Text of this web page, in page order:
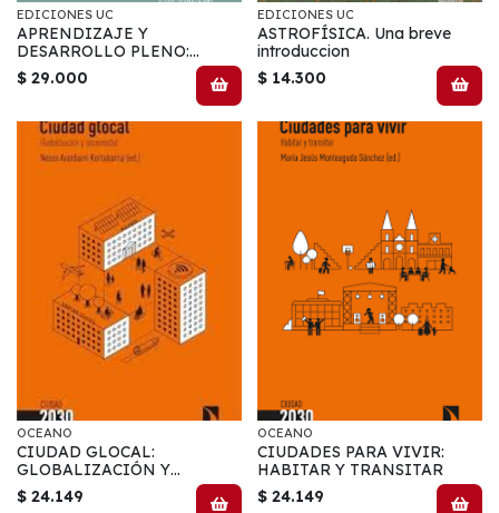
EDICIONES UC
APRENDIZAJE Y
DESARROLLO PLENO:
APORTES PARA LA
FORMACIÓN Y EJERCICIO
EDUCADORES
$ 29.000
EDICIONES UC
ASTROFÍSICA. Una breve
introduccion
$ 14.300
OCEANO
CIUDAD GLOCAL:
GLOBALIZACIÓN Y
PROXIMIDAD
$ 24.149
OCEANO
CIUDADES PARA VIVIR:
HABITAR Y TRANSITAR
$ 24.149